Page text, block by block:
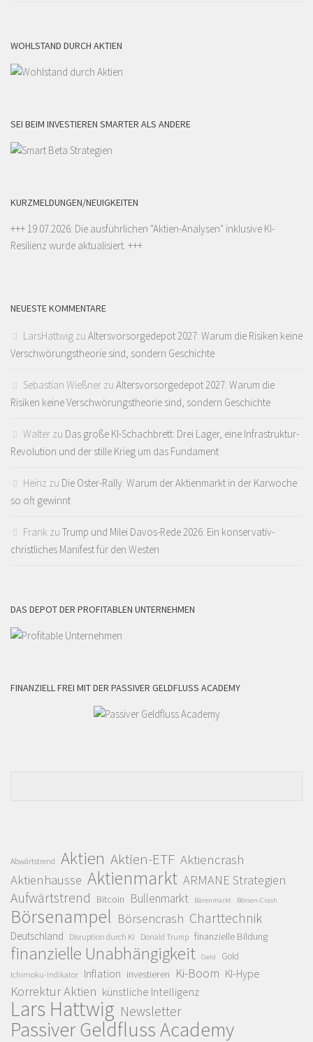
WOHLSTAND DURCH AKTIEN
SEI BEIM INVESTIEREN SMARTER ALS ANDERE
KURZMELDUNGEN/NEUIGKEITEN
+++ 19.07.2026: Die ausführlichen "Aktien-Analysen" inklusive KI-
Resilienz wurde aktualisiert. +++
NEUESTE KOMMENTARE
LarsHattwig zu Altersvorsorgedepot 2027: Warum die Risiken keine
Verschwörungstheorie sind, sondern Geschichte
Sebastian Wießner zu Altersvorsorgedepot 2027: Warum die
Risiken keine Verschwörungstheorie sind, sondern Geschichte
Walter zu Das große KI-Schachbrett: Drei Lager, eine Infrastruktur-
Revolution und der stille Krieg um das Fundament
Heinz zu Die Oster-Rally: Warum der Aktienmarkt in der Karwoche
so oft gewinnt
Frank zu Trump und Milei Davos-Rede 2026: Ein konservativ-
christliches Manifest für den Westen
DAS DEPOT DER PROFITABLEN UNTERNEHMEN
FINANZIELL FREI MIT DER PASSIVER GELDFLUSS ACADEMY
Abwärtstrend Aktien Aktien-ETF Aktiencrash
Aktienhausse Aktienmarkt ARMANE Strategien
Aufwärtstrend Bitcoin Bullenmarkt Bärenmarkt Börsen-Crash
Börsenampel Börsencrash Charttechnik
Deutschland Disruption durch KI Donald Trump finanzielle Bildung
finanzielle Unabhängigkeit Geld Gold
Ichimoku-Indikator Inflation investieren Ki-Boom KI-Hype
Korrektur Aktien künstliche Intelligenz
Lars Hattwig Newsletter
Passiver Geldfluss Academy